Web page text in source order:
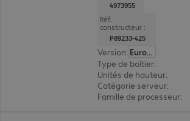
4973955
Réf.
constructeur :
P89233-425
Version:
Europe
Type de boîtier:
Unités de hauteur:
Catégorie serveur:
Famille de processeur: